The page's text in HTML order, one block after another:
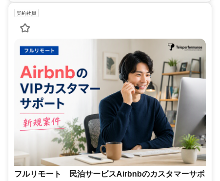
契約社員
フルリモート 民泊サービスAirbnbのカスタマーサポ